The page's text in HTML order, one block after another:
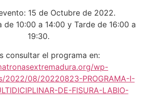
15 de Octubre de 2022.
de 10:00 a 14:00 y Tarde de 16:00 a
19:30.
consultar el programa en:
wp-
2022/08/20220823-PROGRAMA-I-
DE-FISURA-LABIO-